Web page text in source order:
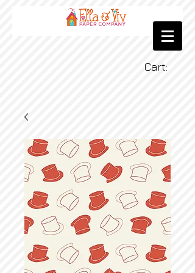
Cart: